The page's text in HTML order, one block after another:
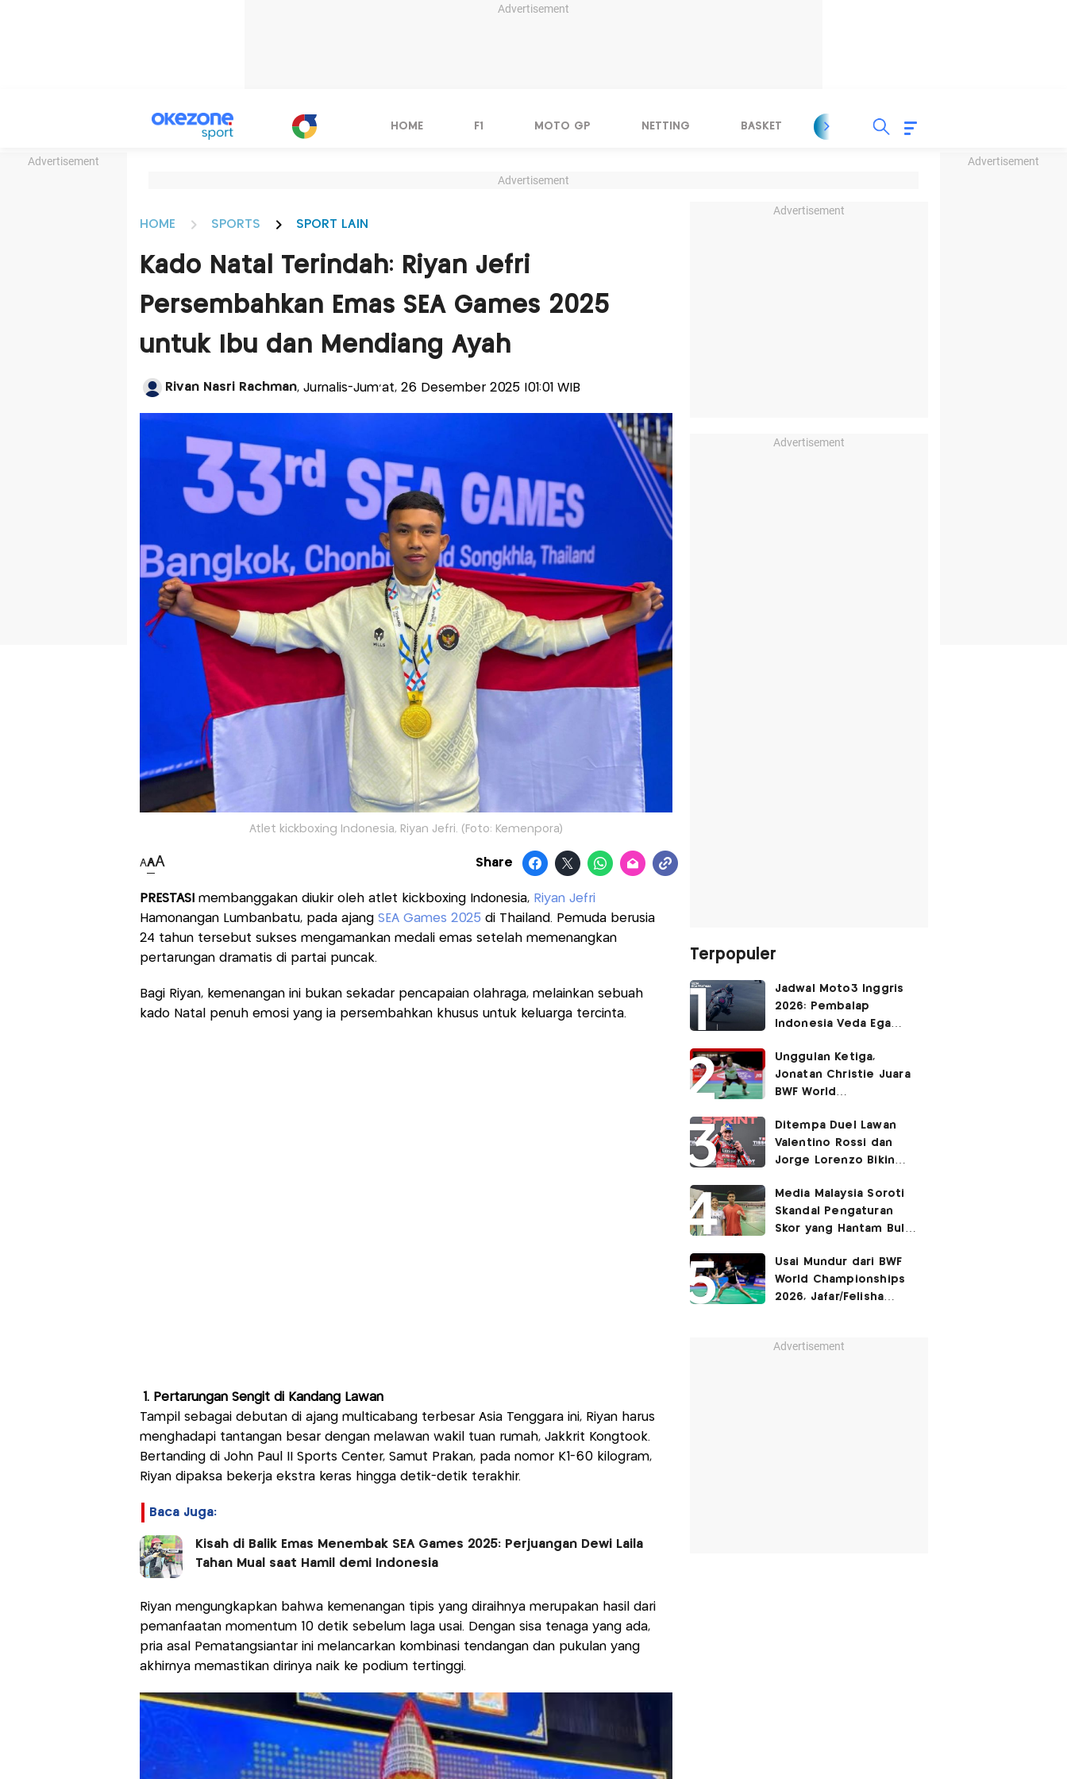
Advertisement
Advertisement Advertisement
HOME F1 MOTO GP NETTING BASKET SPORT LAIN
Advertisement
HOME SPORTS SPORT LAIN
Kado Natal Terindah: Riyan Jefri
Persembahkan Emas SEA Games 2025
untuk Ibu dan Mendiang Ayah
Rivan Nasri Rachman, Jurnalis-Jum'at, 26 Desember 2025 |01:01 WIB
Atlet kickboxing Indonesia, Riyan Jefri. (Foto: Kemenpora)
AAA Share
PRESTASI membanggakan diukir oleh atlet kickboxing Indonesia, Riyan Jefri
Hamonangan Lumbanbatu, pada ajang SEA Games 2025 di Thailand. Pemuda berusia
24 tahun tersebut sukses mengamankan medali emas setelah memenangkan
pertarungan dramatis di partai puncak.
Bagi Riyan, kemenangan ini bukan sekadar pencapaian olahraga, melainkan sebuah
kado Natal penuh emosi yang ia persembahkan khusus untuk keluarga tercinta.
1. Pertarungan Sengit di Kandang Lawan
Tampil sebagai debutan di ajang multicabang terbesar Asia Tenggara ini, Riyan harus
menghadapi tantangan besar dengan melawan wakil tuan rumah, Jakkrit Kongtook.
Bertanding di John Paul II Sports Center, Samut Prakan, pada nomor K1-60 kilogram,
Riyan dipaksa bekerja ekstra keras hingga detik-detik terakhir.
Baca Juga:
Kisah di Balik Emas Menembak SEA Games 2025: Perjuangan Dewi Laila
Tahan Mual saat Hamil demi Indonesia
Riyan mengungkapkan bahwa kemenangan tipis yang diraihnya merupakan hasil dari
pemanfaatan momentum 10 detik sebelum laga usai. Dengan sisa tenaga yang ada,
pria asal Pematangsiantar ini melancarkan kombinasi tendangan dan pukulan yang
akhirnya memastikan dirinya naik ke podium tertinggi.
Advertisement
Advertisement
Terpopuler
Jadwal Moto3 Inggris
2026: Pembalap
Indonesia Veda Ega
Unggulan Ketiga,
Jonatan Christie Juara
BWF World
Ditempa Duel Lawan
Valentino Rossi dan
Jorge Lorenzo Bikin
Dikalahkan
Media Malaysia Soroti
Skandal Pengaturan
Skor yang Hantam Bulu
Libatkan Jafar/Felisha!
Usai Mundur dari BWF
World Championships
2026, Jafar/Felisha
Games 2026
Advertisement